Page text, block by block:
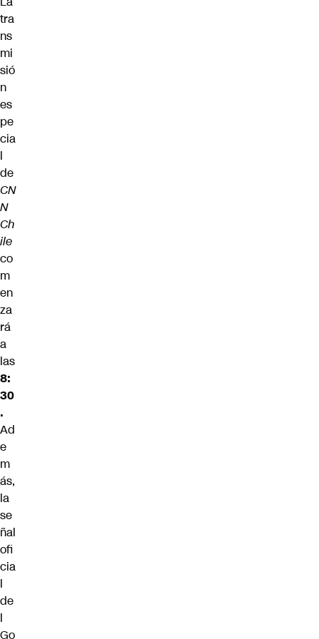
tra
ns
mi
sió
n
es
pe
cia
l
de
CN
N
Ch
ile
co
m
en
za
rá
a
las
8:
30
.
Ad
e
m
ás,
la
se
ñal
ofi
cia
l
de
l
Go